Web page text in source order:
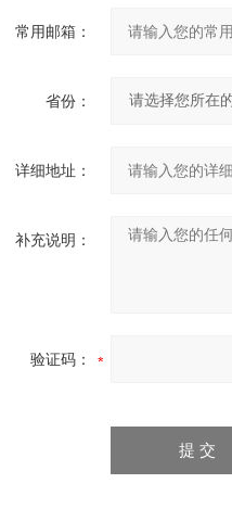
常用邮箱：
省份：
详细地址：
补充说明：
验证码：